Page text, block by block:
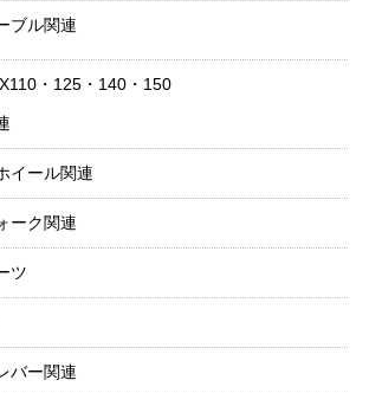
ブル関連
・125・140・150
イール関連
ーク関連
ツ
バー関連